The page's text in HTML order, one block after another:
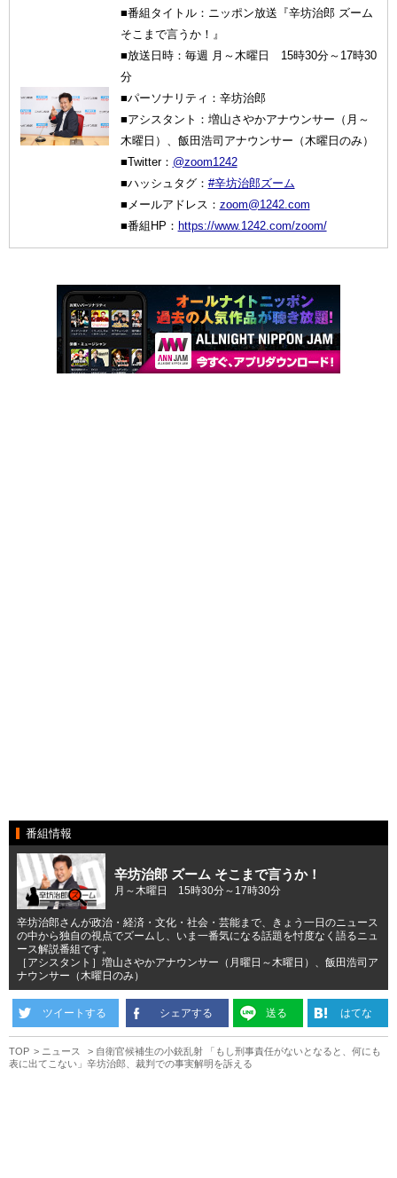
■番組タイトル：ニッポン放送『辛坊治郎 ズーム
そこまで言うか！』
■放送日時：毎週 月～木曜日 15時30分～17時30
分
■パーソナリティ：辛坊治郎
■アシスタント：増山さやかアナウンサー（月～
木曜日）、飯田浩司アナウンサー（木曜日のみ）
■Twitter： @zoom1242
■ハッシュタグ： #辛坊治郎ズーム
■メールアドレス： zoom@1242.com
■番組HP： https://www.1242.com/zoom/
番組情報
辛坊治郎 ズーム そこまで言うか！
月～木曜日 15時30分～17時30分
辛坊治郎さんが政治・経済・文化・社会・芸能まで、きょう一日のニュース
の中から独自の視点でズームし、いま一番気になる話題を忖度なく語るニュ
ース解説番組です。
［アシスタント］増山さやかアナウンサー（月曜日～木曜日）、飯田浩司ア
ナウンサー（木曜日のみ）
ツイートする シェアする 送る はてな
TOP ニュース
自衛官候補生の小銃乱射 「もし刑事責任がないとなると、何にも
表に出てこない」辛坊治郎、裁判での事実解明を訴える